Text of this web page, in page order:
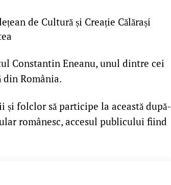
de Cultură și Creație Călărași
Constantin Eneanu, unul dintre cei
România.
folclor să participe la această după-
românesc, accesul publicului fiind